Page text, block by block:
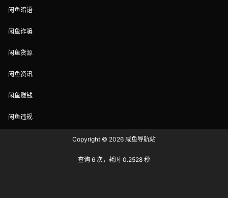
闲鱼暗语
闲鱼诈骗
闲鱼货源
闲鱼资讯
闲鱼赚钱
闲鱼违规
Copyright © 2026 咸鱼导航站
查询 6 次，耗时 0.2528 秒